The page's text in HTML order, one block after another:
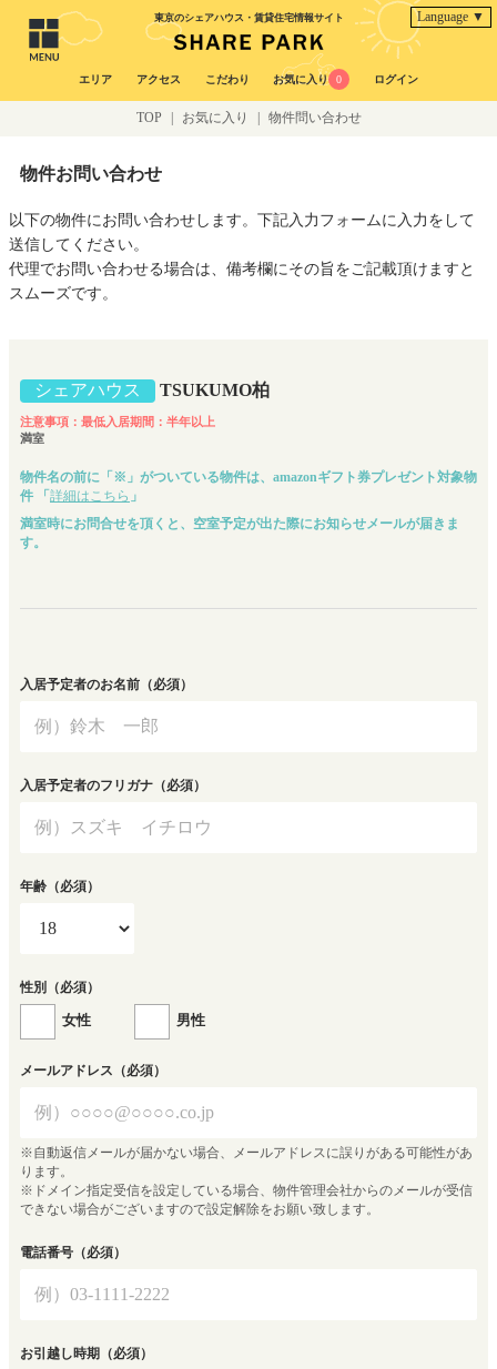
東京のシェアハウス・賃貸住宅情報サイト Language ▼
エリア アクセス こだわり お気に入り 0 ログイン
TOP お気に入り 物件問い合わせ
物件お問い合わせ
以下の物件にお問い合わせします。下記入力フォームに入力をして
送信してください。
代理でお問い合わせる場合は、備考欄にその旨をご記載頂けますと
スムーズです。
シェアハウス TSUKUMO柏
注意事項：最低入居期間：半年以上
満室
物件名の前に「※」がついている物件は、amazonギフト券プレゼント対象物
件 「 詳細はこちら 」
満室時にお問合せを頂くと、空室予定が出た際にお知らせメールが届きま
す。
入居予定者のお名前 （必須）
入居予定者のフリガナ （必須）
年齢 （必須）
性別 （必須）
女性 男性
メールアドレス （必須）
※自動返信メールが届かない場合、メールアドレスに誤りがある可能性があ
ります。
※ドメイン指定受信を設定している場合、物件管理会社からのメールが受信
できない場合がございますので設定解除をお願い致します。
電話番号 （必須）
お引越し時期 （必須）